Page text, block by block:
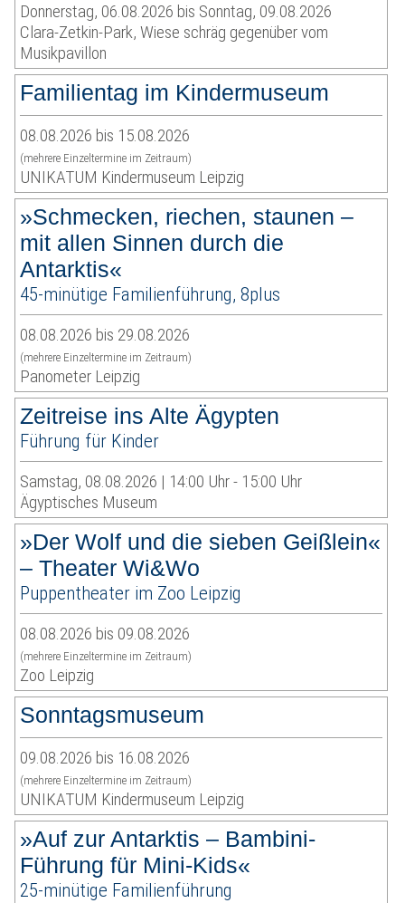
Donnerstag, 06.08.2026 bis Sonntag, 09.08.2026
Clara-Zetkin-Park, Wiese schräg gegenüber vom
Musikpavillon
Familientag im Kindermuseum
08.08.2026 bis 15.08.2026
(mehrere Einzeltermine im Zeitraum)
UNIKATUM Kindermuseum Leipzig
»Schmecken, riechen, staunen –
mit allen Sinnen durch die
Antarktis«
45-minütige Familienführung, 8plus
08.08.2026 bis 29.08.2026
(mehrere Einzeltermine im Zeitraum)
Panometer Leipzig
Zeitreise ins Alte Ägypten
Führung für Kinder
Samstag, 08.08.2026 | 14:00 Uhr - 15:00 Uhr
Ägyptisches Museum
»Der Wolf und die sieben Geißlein«
– Theater Wi&Wo
Puppentheater im Zoo Leipzig
08.08.2026 bis 09.08.2026
(mehrere Einzeltermine im Zeitraum)
Zoo Leipzig
Sonntagsmuseum
09.08.2026 bis 16.08.2026
(mehrere Einzeltermine im Zeitraum)
UNIKATUM Kindermuseum Leipzig
»Auf zur Antarktis – Bambini-
Führung für Mini-Kids«
25-minütige Familienführung